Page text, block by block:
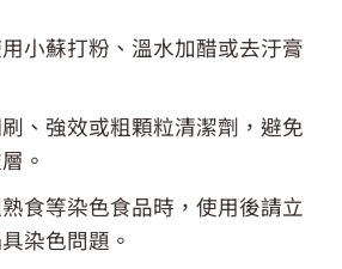
小蘇打粉、溫水加醋或去汙膏
、強效或粗顆粒清潔劑，避免
。
食等染色食品時，使用後請立
染色問題。